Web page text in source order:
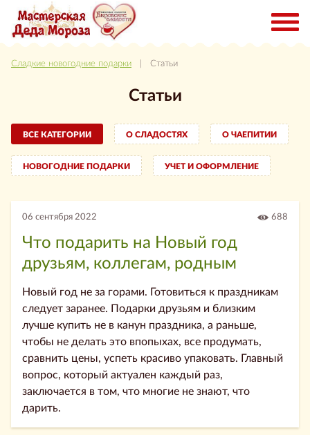
Сладкие новогодние подарки | Статьи
Статьи
ВСЕ КАТЕГОРИИ О СЛАДОСТЯХ О ЧАЕПИТИИ
НОВОГОДНИЕ ПОДАРКИ УЧЕТ И ОФОРМЛЕНИЕ
06 сентября 2022 688
Что подарить на Новый год
друзьям, коллегам, родным
Новый год не за горами. Готовиться к праздникам
следует заранее. Подарки друзьям и близким
лучше купить не в канун праздника, а раньше,
чтобы не делать это впопыхах, все продумать,
сравнить цены, успеть красиво упаковать. Главный
вопрос, который актуален каждый раз,
заключается в том, что многие не знают, что
дарить.